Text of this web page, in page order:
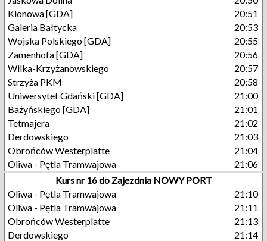
Klonowa [GDA]
20:51
Galeria Bałtycka
20:53
Wojska Polskiego [GDA]
20:55
Zamenhofa [GDA]
20:56
Wilka-Krzyżanowskiego
20:57
Strzyża PKM
20:58
Uniwersytet Gdański [GDA]
21:00
Bażyńskiego [GDA]
21:01
Tetmajera
21:02
Derdowskiego
21:03
Obrońców Westerplatte
21:04
Oliwa - Pętla Tramwajowa
21:06
Kurs nr 16 do Zajezdnia NOWY PORT
Oliwa - Pętla Tramwajowa
21:10
Oliwa - Pętla Tramwajowa
21:11
Obrońców Westerplatte
21:13
Derdowskiego
21:14